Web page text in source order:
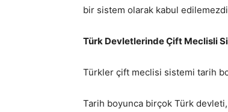
bir sistem olarak kabul
Türk Devletlerinde Çift Meclisli
Türkler çift meclisi sistemi tarih
Tarih boyunca birçok Türk